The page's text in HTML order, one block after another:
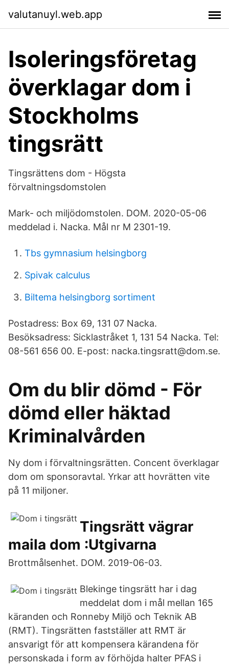
valutanuyl.web.app
Isoleringsföretag
överklagar dom i
Stockholms
tingsrätt
Tingsrättens dom - Högsta
förvaltningsdomstolen
Mark- och miljödomstolen. DOM. 2020-05-06
meddelad i. Nacka. Mål nr M 2301-19.
Tbs gymnasium helsingborg
Spivak calculus
Biltema helsingborg sortiment
Postadress: Box 69, 131 07 Nacka.
Besöksadress: Sicklastråket 1, 131 54 Nacka. Tel:
08-561 656 00. E-post: nacka.tingsratt@dom.se.
Om du blir dömd - För
dömd eller häktad
Kriminalvården
Ny dom i förvaltningsrätten. Concent överklagar
dom om sponsoravtal. Yrkar att hovrätten vite
på 11 miljoner.
Tingsrätt vägrar
maila dom :Utgivarna
Brottmålsenhet. DOM. 2019-06-03.
Blekinge tingsrätt har i dag
meddelat dom i mål mellan 165
käranden och Ronneby Miljö och Teknik AB
(RMT). Tingsrätten fastställer att RMT är
ansvarigt för att kompensera kärandena för
personskada i form av förhöjda halter PFAS i